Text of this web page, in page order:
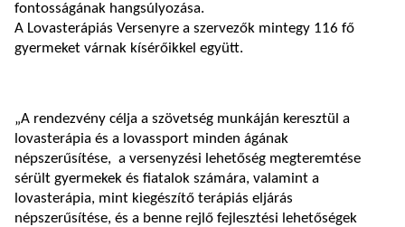
fontosságának hangsúlyozása.
A Lovasterápiás Versenyre a szervezők mintegy 116 fő
gyermeket várnak kísérőikkel együtt.
„A rendezvény célja a szövetség munkáján keresztül a
lovasterápia és a lovassport minden ágának
népszerűsítése, a versenyzési lehetőség megteremtése
sérült gyermekek és fiatalok számára, valamint a
lovasterápia, mint kiegészítő terápiás eljárás
népszerűsítése, és a benne rejlő fejlesztési lehetőségek